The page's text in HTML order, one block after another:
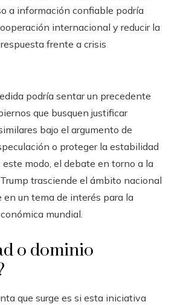
a información confiable podría
internacional y reducir la
frente a crisis
podría sentar un precedente
que busquen justificar
bajo el argumento de
o proteger la estabilidad
modo, el debate en torno a la
trasciende el ámbito nacional
en un tema de interés para la
mundial.
o dominio
que surge es si esta iniciativa